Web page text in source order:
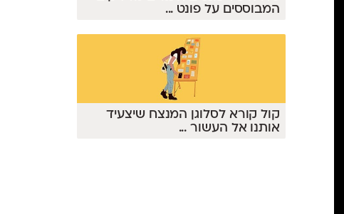
המבוססים על פונט ...
קול קורא לסלוגן המנצח שיצעיד
אותנו אל העשור...